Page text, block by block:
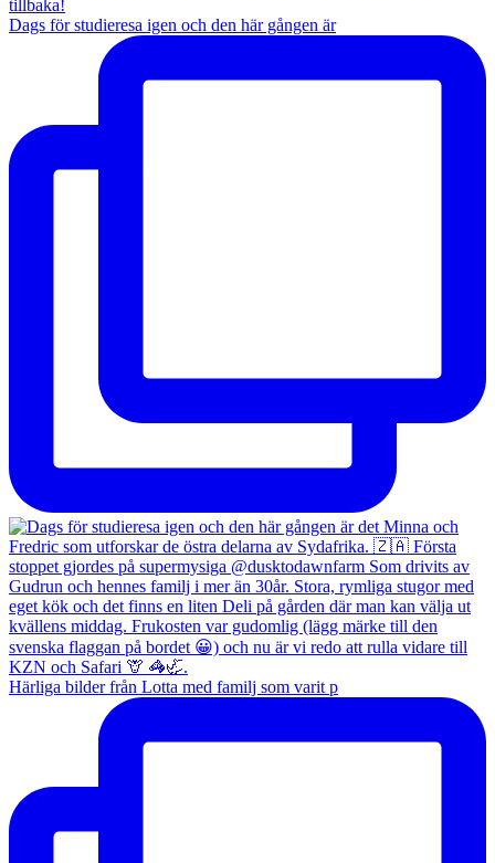
Dags för studieresa igen och den här gången är
Härliga bilder från Lotta med familj som varit p